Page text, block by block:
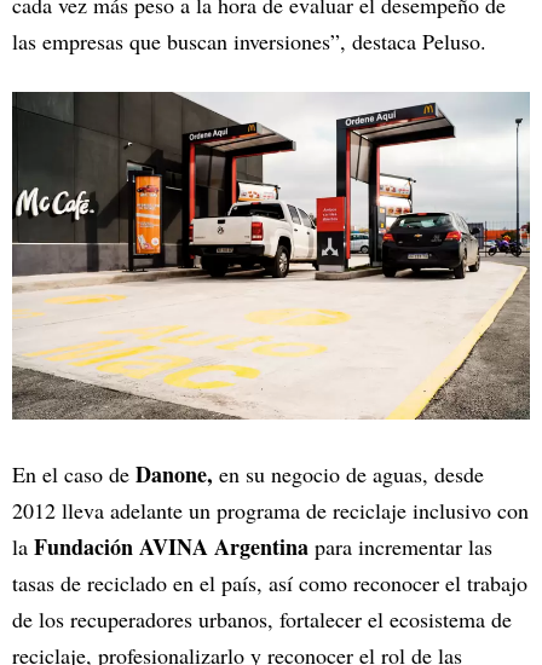
las empresas que buscan inversiones”, destaca Peluso.
En el caso de Danone, en su negocio de aguas, desde
2012 lleva adelante un programa de reciclaje inclusivo con
la Fundación AVINA Argentina para incrementar las
tasas de reciclado en el país, así como reconocer el trabajo
de los recuperadores urbanos, fortalecer el ecosistema de
reciclaje, profesionalizarlo y reconocer el rol de las